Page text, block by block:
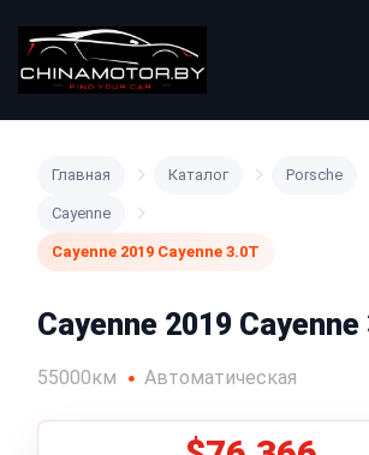
Главная Каталог Porsche
Cayenne
Cayenne 2019 Cayenne 3.0T
Cayenne 2019 Cayenne
55000км Автоматическая